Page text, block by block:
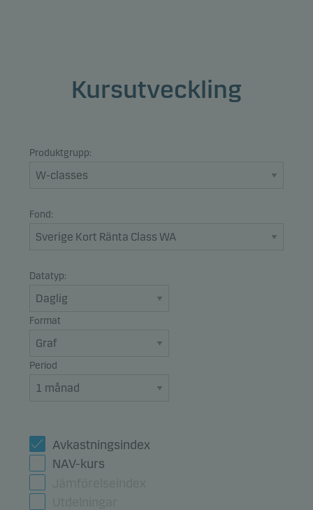
Kursutveckling
Produktgrupp:
Fond:
Datatyp:
Format
Period
Avkastningsindex
NAV-kurs